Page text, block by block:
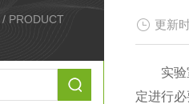
/ PRODUCT 更新
实验室
定进行